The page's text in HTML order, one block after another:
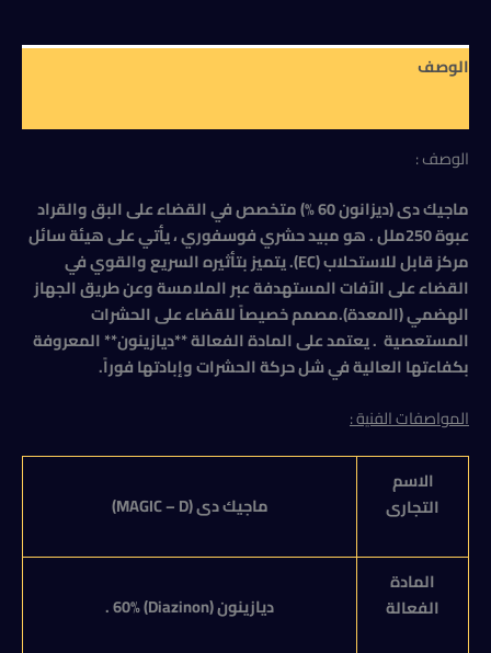
القضاء
على
250ملل
الوصف
الوصف :
ماجيك دى (ديزانون 60 %) متخصص في القضاء على البق والقراد
عبوة 250ملل . هو مبيد حشري فوسفوري ، يأتي على هيئة سائل
مركز قابل للاستحلاب (EC). يتميز بتأثيره السريع والقوي في
القضاء على الآفات المستهدفة عبر الملامسة وعن طريق الجهاز
الهضمي (المعدة).مصمم خصيصاً للقضاء على الحشرات
المستعصية . يعتمد على المادة الفعالة **ديازينون** المعروفة
بكفاءتها العالية في شل حركة الحشرات وإبادتها فوراً.
المواصفات الفنية :
الاسم
التجارى
ماجيك دى (MAGIC – D)
المادة
الفعالة
ديازينون(Diazinon) 60%
.